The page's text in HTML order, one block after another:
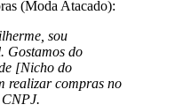
(Moda Atacado):
sou
Gostamos do
[Nicho do
realizar compras no